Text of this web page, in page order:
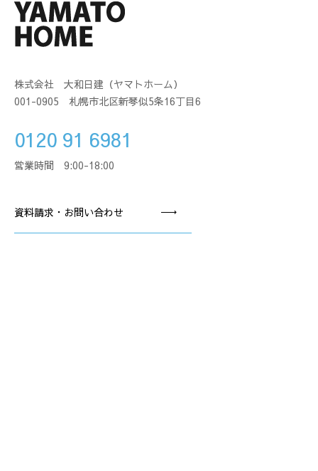
株式会社 大和日建（ヤマトホーム）
001-0905 札幌市北区新琴似5条16丁目6
0120 91 6981
営業時間 9:00-18:00
資料請求・お問い合わせ